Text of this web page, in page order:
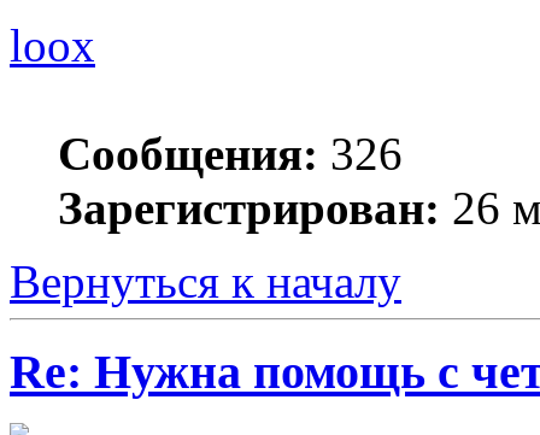
loox
Сообщения: 326
Зарегистрирован: 26
Вернуться к началу
Re: Нужна помощь с